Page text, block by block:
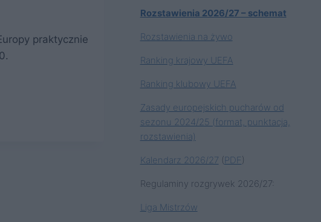
praktycznie
Rozstawienia 2026/27 – schemat
Rozstawienia na żywo
Ranking krajowy UEFA
Ranking klubowy UEFA
Zasady europejskich pucharów od
sezonu 2024/25 (format, punktacja,
rozstawienia)
Kalendarz 2026/27 (PDF)
Regulaminy rozgrywek 2026/27:
Liga Mistrzów